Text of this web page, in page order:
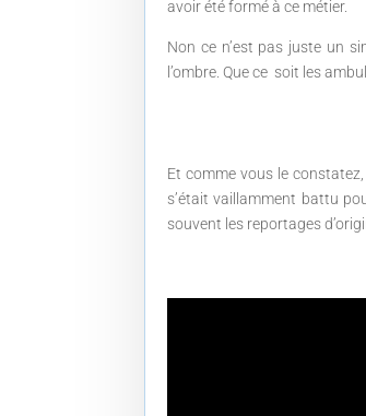
avoir été formé à ce métier.
Non ce n’est pas juste un
l’ombre. Que ce soit les
Et comme vous le
s’était vaillamment battu
souvent les reportages